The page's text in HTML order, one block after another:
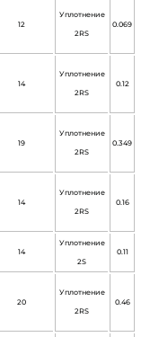
12
Уплотнение
2RS
0.069
14
Уплотнение
2RS
0.12
19
Уплотнение
2RS
0.349
14
Уплотнение
2RS
0.16
14
Уплотнение
2S
0.11
20
Уплотнение
2RS
0.46